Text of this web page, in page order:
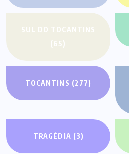
SUL DO TOCANTINS
(65)
TOCANTINS (277)
TRAGÉDIA (3)